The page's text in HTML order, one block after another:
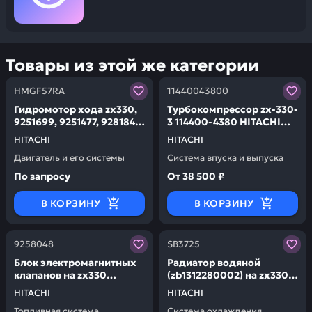
Товары из этой же категории
HMGF57RA
HITACHI
Гидромотор хода zx330,
9251699, 9251477, 9281841
HITACHI HMGF57RA
Двигатель и его системы
Заказывая запчасти у нас, вы получаете гарантию
По запросу
В КОРЗИНУ
11440043800
HITACHI
Турбокомпрессор zx-330-
3 114400-4380 HITACHI
11440043800
Система впуска и выпуска
Заказывая запчасти у
От38 500 ₽
В КОРЗИНУ
9258048
HITACHI
Блок электромагнитных
клапанов на zx330
HITACHI 9258048
Заказывая запчасти у нас, вы получаете гарантию
SB3725
HITACHI
Радиатор водяной
(zb1312280002) на zx330
HITACHI SB3725
Заказывая запчасти у